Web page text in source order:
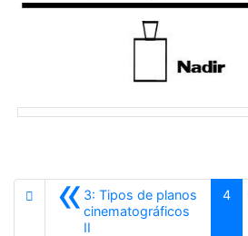
«3: Tipos de planos
cinematográficos
II
4